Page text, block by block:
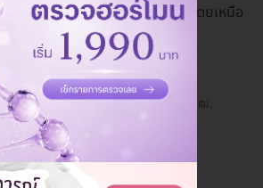
ท 21 ถ. อโศกมนตรี แขวง คลองเตยเหนือ
คร 10110
ดูแผนที่คลินิก
โศก, MRT สุขุมวิท, รถเมล์สาย 185
นสาธิตมหาวิทยาลัยศรีนครินทรวิโรฒ,
21
ทร์-อาทิตย์ (ทุกวัน) 8.30-20.00 น.